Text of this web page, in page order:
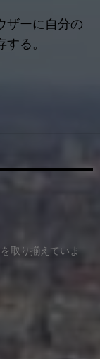
ザーに自分の
る。
取り揃えていま